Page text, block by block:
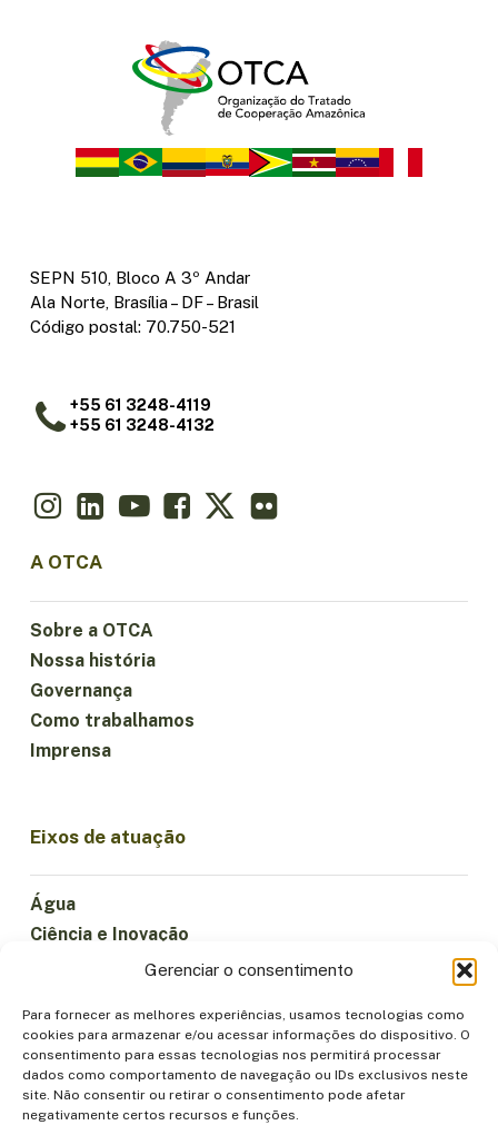
Gerenciar o consentimento
Para fornecer as melhores experiências, usamos tecnologias como
cookies para armazenar e/ou acessar informações do dispositivo. O
consentimento para essas tecnologias nos permitirá processar
dados como comportamento de navegação ou IDs exclusivos neste
site. Não consentir ou retirar o consentimento pode afetar
negativamente certos recursos e funções.
SEPN 510, Bloco A 3º Andar
Ala Norte, Brasília – DF – Brasil
Código postal: 70.750-521
+55 61 3248-4119
+55 61 3248-4132
A OTCA
Sobre a OTCA
Nossa história
Governança
Como trabalhamos
Imprensa
Eixos de atuação
Água
Ciência e Inovação
Florestas e Biodiversidade
Institucionalidade
Participação
Povos Indígenas